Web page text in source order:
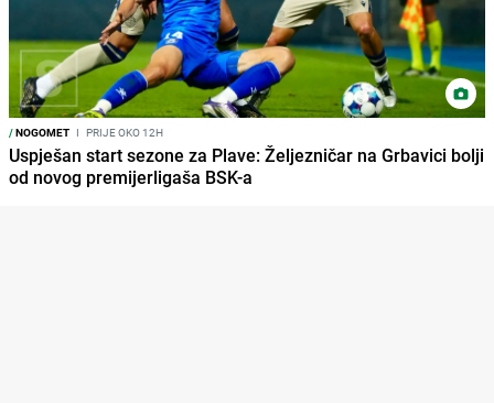
/NOGOMET I PRIJE OKO 12H
Uspješan start sezone za Plave: Željezničar na Grbavici bolji
od novog premijerligaša BSK-a